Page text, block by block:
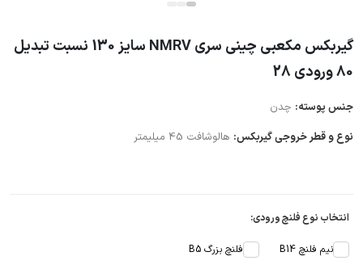
گیربکس مکعبی چینی سری NMRV سایز 130 نسبت تبدیل
80 ورودی 28
جنس پوسته: چدن
نوع و قطر خروجی گیربکس: هالوشافت 45 میلیمتر
انتخاب نوع فلنچ ورودی:
نیم فلنچ B14 فلنچ بزرگ B5